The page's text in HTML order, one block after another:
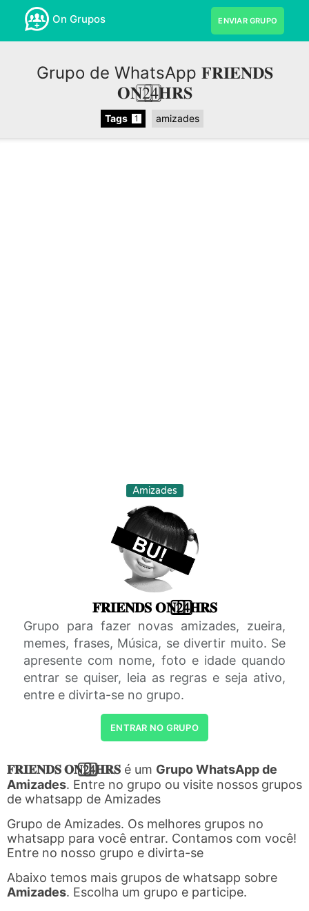
On Grupos ENVIAR GRUPO
Grupo de WhatsApp 𝐅𝐑𝐈𝐄𝐍𝐃𝐒
𝐎𝐍2⃣4⃣𝐇𝐑𝐒
Tags 1 amizades
Amizades
𝐅𝐑𝐈𝐄𝐍𝐃𝐒 𝐎𝐍2⃣4⃣𝐇𝐑𝐒
Grupo para fazer novas amizades, zueira,
memes, frases, Música, se divertir muito. Se
apresente com nome, foto e idade quando
entrar se quiser, leia as regras e seja ativo,
entre e divirta-se no grupo.
ENTRAR NO GRUPO
𝐅𝐑𝐈𝐄𝐍𝐃𝐒 𝐎𝐍2⃣4⃣𝐇𝐑𝐒 é um Grupo WhatsApp de
Amizades. Entre no grupo ou visite nossos grupos
de whatsapp de Amizades
Grupo de Amizades. Os melhores grupos no
whatsapp para você entrar. Contamos com você!
Entre no nosso grupo e divirta-se
Abaixo temos mais grupos de whatsapp sobre
Amizades. Escolha um grupo e participe.